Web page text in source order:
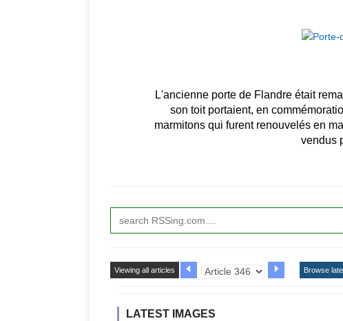
L'ancienne porte de Flandre était
son toit portaient, en
marmitons qui furent renouvelés en
vendus
Viewing all articles Browse
LATEST IMAGES